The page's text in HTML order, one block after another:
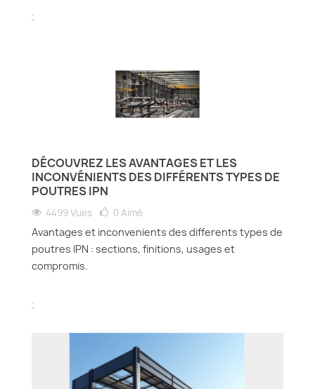
DÉCOUVREZ LES AVANTAGES ET LES
INCONVÉNIENTS DES DIFFÉRENTS TYPES DE
POUTRES IPN
4499 Vues 0 Aimé
Avantages et inconvenients des differents types de
poutres IPN : sections, finitions, usages et
compromis.